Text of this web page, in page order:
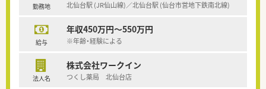
勤務地 北仙台駅 (JR仙山線)／北仙台駅 (仙台市営地下鉄南北線)
給与
年収450万円～550万円
※年齢・経験による
法人名
株式会社ワークイン
つくし薬局 北仙台店